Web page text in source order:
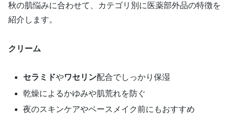
秋の肌悩みに合わせて、カテゴリ別に医薬部外品の特徴を
紹介します。
クリーム
セラミドやワセリン配合でしっかり保湿
乾燥によるかゆみや肌荒れを防ぐ
夜のスキンケアやベースメイク前にもおすすめ